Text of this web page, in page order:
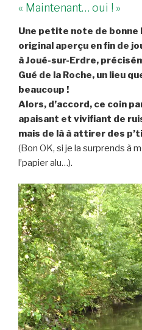
« Maintenant… oui ! »
Une petite note de bonne
original aperçu en fin de
à Joué-sur-Erdre,
Gué de la Roche, un lieu
beaucoup !
Alors, d’accord, ce coin
apaisant et vivifiant de
mais de là à attirer des
(Bon OK, si je la surprends à
l’papier alu…).